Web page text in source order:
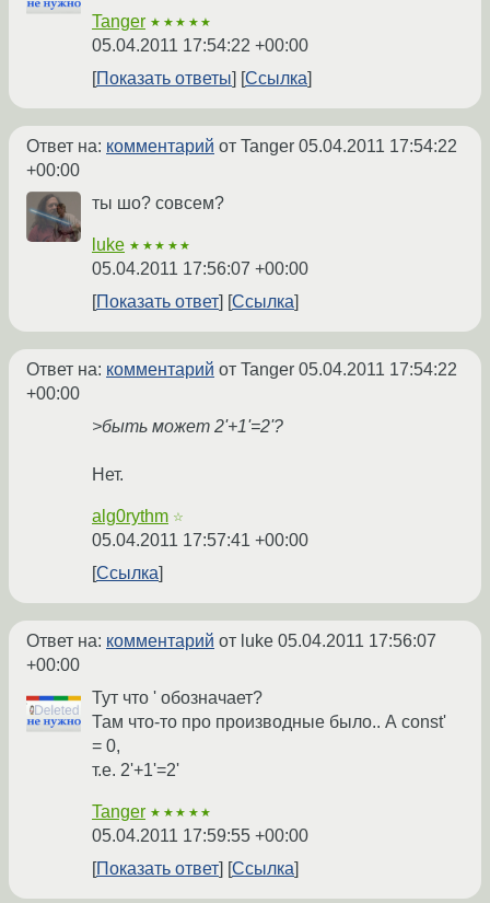
Tanger ★★★★★
05.04.2011 17:54:22 +00:00
Показать ответы
Ссылка
Ответ на: комментарий от Tanger 05.04.2011 17:54:22
+00:00
ты шо? совсем?
luke ★★★★★
05.04.2011 17:56:07 +00:00
Показать ответ
Ссылка
Ответ на: комментарий от Tanger 05.04.2011 17:54:22
+00:00
>быть может 2'+1'=2'?
Нет.
alg0rythm ☆
05.04.2011 17:57:41 +00:00
Ссылка
Ответ на: комментарий от luke 05.04.2011 17:56:07
+00:00
Тут что ' обозначает?
Там что-то про производные было.. А const'
= 0,
т.е. 2'+1'=2'
Tanger ★★★★★
05.04.2011 17:59:55 +00:00
Показать ответ
Ссылка